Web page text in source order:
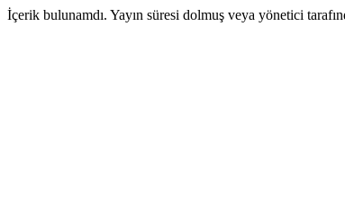
İçerik bulunamdı. Yayın süresi dolmuş veya yönetici